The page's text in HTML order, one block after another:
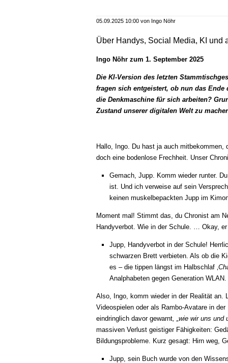
Trump
05.09.2025 10:00 von Ingo Nöhr
Über Handys, Social Media, KI und
Ingo Nöhr zum 1. September 2025
Die KI-Version des letzten
fragen sich entgeistert, ob nun das
die Denkmaschine für sich arbeiten?
Zustand unserer digitalen Welt zu
Hallo, Ingo. Du hast ja auch
doch eine bodenlose Frechheit. Unser
Gemach, Jupp. Komm wieder runter.
ist. Und ich verweise auf sein
keinen muskelbepackten Jupp im
Moment mal! Stimmt das, du Chronist am
Handyverbot. Wie in der Schule. … Okay,
Jupp, Handyverbot in der Schule!
schwarzen Brett verbieten. Als ob die
es – die tippen längst im Halbschlaf ‚
Analphabeten gegen Generation
Also, Ingo, komm wieder in der Realität an.
Videospielen oder als Rambo-Avatare in
eindringlich davor gewarnt, „wie wir uns und
massiven Verlust geistiger Fähigkeiten:
Bildungsprobleme. Kurz gesagt: Hirn weg,
Jupp, sein Buch wurde von den